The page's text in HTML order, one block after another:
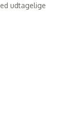
udtagelige